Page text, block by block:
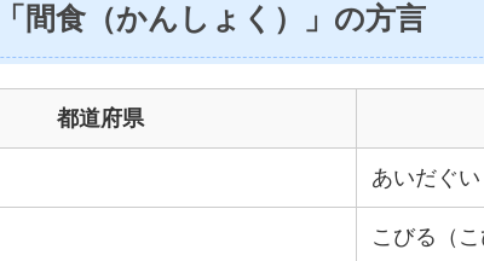
間食（かんしょく）」の方言
都道府県
あいだぐい
こびる（こ